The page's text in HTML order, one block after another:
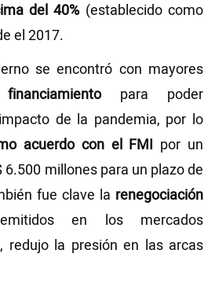
del 40%(establecido como
el 2017.
se encontró con mayores
financiamientopara poder
de la pandemia, por lo
acuerdo con el FMI por un
millones para un plazo de
fue clave la renegociación
en los mercados
redujo la presión en las arcas